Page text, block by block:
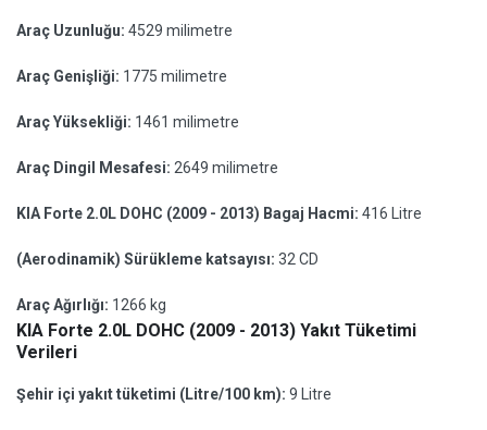
Araç Uzunluğu: 4529 milimetre
Araç Genişliği: 1775 milimetre
Araç Yüksekliği: 1461 milimetre
Araç Dingil Mesafesi: 2649 milimetre
KIA Forte 2.0L DOHC (2009 - 2013) Bagaj Hacmi: 416 Litre
(Aerodinamik) Sürükleme katsayısı: 32 CD
Araç Ağırlığı: 1266 kg
KIA Forte 2.0L DOHC (2009 - 2013) Yakıt Tüketimi
Verileri
Şehir içi yakıt tüketimi (Litre/100 km): 9 Litre